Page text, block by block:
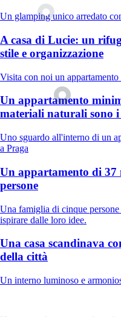
Un glamping unico arredato
A casa di Lucie: un
stile e organizzazione
Visita con noi un
Un appartamento
materiali naturali sono
Uno sguardo all'interno di un
a Praga
Un appartamento di
persone
Una famiglia di cinque
ispirare dalle loro idee.
Una casa scandinava
della città
Un interno luminoso e